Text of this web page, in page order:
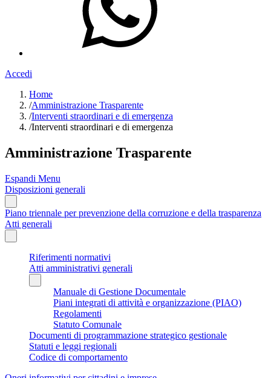
Accedi
Home
/Amministrazione Trasparente
/Interventi straordinari e di emergenza
/Interventi straordinari e di emergenza
Amministrazione Trasparente
Espandi Menu
Disposizioni generali
Piano triennale per prevenzione della corruzione e della trasparenza
Atti generali
Riferimenti normativi
Atti amministrativi generali
Manuale di Gestione Documentale
Piani integrati di attività e organizzazione (PIAO)
Regolamenti
Statuto Comunale
Documenti di programmazione strategico gestionale
Statuti e leggi regionali
Codice di comportamento